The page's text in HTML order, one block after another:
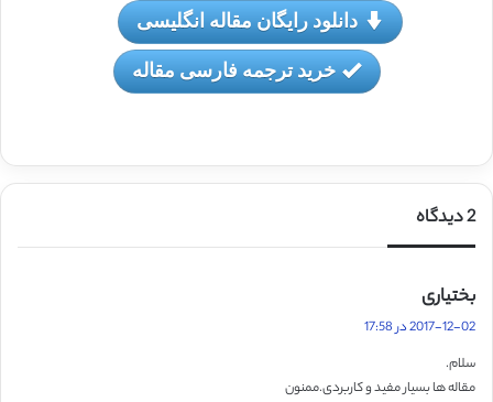
دانلود رایگان مقاله انگلیسی
خرید ترجمه فارسی مقاله
2 دیدگاه
بختیاری
ف
2017-12-02 در 17:58
سلام.
مقاله ها بسیار مفید و کاربردی.ممنون